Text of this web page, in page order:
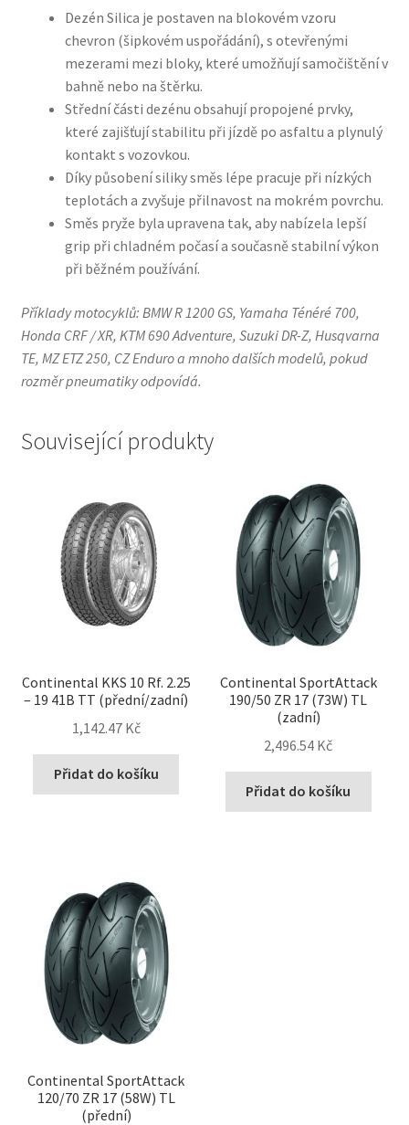
Dezén Silica je postaven na blokovém vzoru
chevron (šipkovém uspořádání), s otevřenými
mezerami mezi bloky, které umožňují samočištění v
bahně nebo na štěrku.
Střední části dezénu obsahují propojené prvky,
které zajišťují stabilitu při jízdě po asfaltu a plynulý
kontakt s vozovkou.
Díky působení siliky směs lépe pracuje při nízkých
teplotách a zvyšuje přilnavost na mokrém povrchu.
Směs pryže byla upravena tak, aby nabízela lepší
grip při chladném počasí a současně stabilní výkon
při běžném používání.
Příklady motocyklů: BMW R 1200 GS, Yamaha Ténéré 700,
Honda CRF / XR, KTM 690 Adventure, Suzuki DR-Z, Husqvarna
TE, MZ ETZ 250, CZ Enduro a mnoho dalších modelů, pokud
rozměr pneumatiky odpovídá.
Související produkty
Continental KKS 10 Rf. 2.25
– 19 41B TT (přední/zadní)
1,142.47 Kč
Přidat do košíku
Continental SportAttack
190/50 ZR 17 (73W) TL
(zadní)
2,496.54 Kč
Přidat do košíku
Continental SportAttack
120/70 ZR 17 (58W) TL
(přední)